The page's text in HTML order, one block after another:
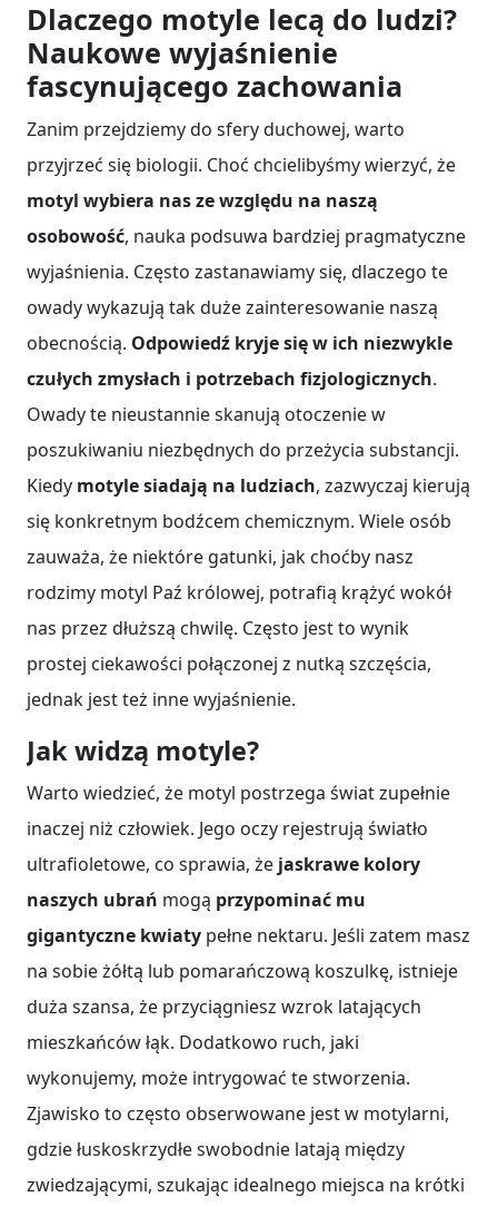
Dlaczego motyle lecą do ludzi?
Naukowe wyjaśnienie
fascynującego zachowania
Zanim przejdziemy do sfery duchowej, warto
przyjrzeć się biologii. Choć chcielibyśmy wierzyć, że
motyl wybiera nas ze względu na naszą
osobowość, nauka podsuwa bardziej pragmatyczne
wyjaśnienia. Często zastanawiamy się, dlaczego te
owady wykazują tak duże zainteresowanie naszą
obecnością. Odpowiedź kryje się w ich niezwykle
czułych zmysłach i potrzebach fizjologicznych.
Owady te nieustannie skanują otoczenie w
poszukiwaniu niezbędnych do przeżycia substancji.
Kiedy motyle siadają na ludziach, zazwyczaj kierują
się konkretnym bodźcem chemicznym. Wiele osób
zauważa, że niektóre gatunki, jak choćby nasz
rodzimy motyl Paź królowej, potrafią krążyć wokół
nas przez dłuższą chwilę. Często jest to wynik
prostej ciekawości połączonej z nutką szczęścia,
jednak jest też inne wyjaśnienie.
Jak widzą motyle?
Warto wiedzieć, że motyl postrzega świat zupełnie
inaczej niż człowiek. Jego oczy rejestrują światło
ultrafioletowe, co sprawia, że jaskrawe kolory
naszych ubrań mogą przypominać mu
gigantyczne kwiaty pełne nektaru. Jeśli zatem masz
na sobie żółtą lub pomarańczową koszulkę, istnieje
duża szansa, że przyciągniesz wzrok latających
mieszkańców łąk. Dodatkowo ruch, jaki
wykonujemy, może intrygować te stworzenia.
Zjawisko to często obserwowane jest w motylarni,
gdzie łuskoskrzydłe swobodnie latają między
zwiedzającymi, szukając idealnego miejsca na krótki